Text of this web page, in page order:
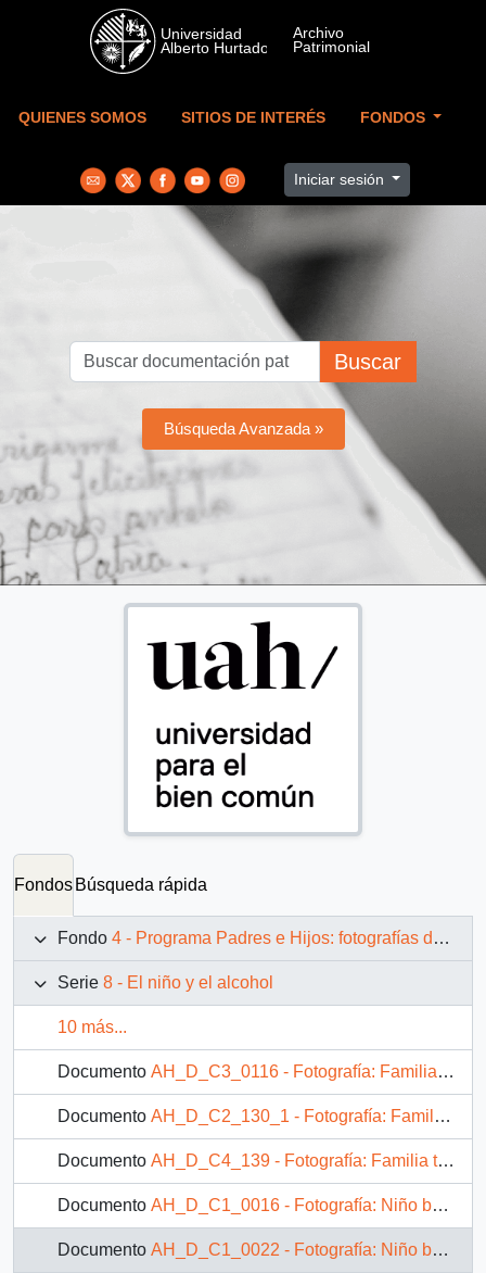
Skip to main content
QUIENES SOMOS SITIOS DE INTERÉS FONDOS
Iniciar sesión
Buscar
Búsqueda Avanzada »
Fondos Búsqueda rápida
Fondo 4 - Programa Padres e Hijos: fotografías de Juan Maino
Serie 8 - El niño y el alcohol
10 más...
Documento AH_D_C3_0116 - Fotografía: Familia bebiendo alcohol en la comida
Documento AH_D_C2_130_1 - Fotografía: Familia bebiendo alcohol en la comida
Documento AH_D_C4_139 - Fotografía: Familia tomando alcohol
Documento AH_D_C1_0016 - Fotografía: Niño bebiendo un vaso de vino
Documento AH_D_C1_0022 - Fotografía: Niño bebiendo alcohol